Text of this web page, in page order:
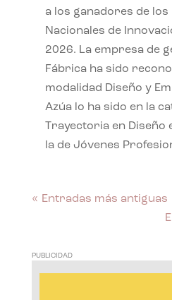
a los ganadores de los
Nacionales de
2026. La empresa de
Fábrica ha sido
modalidad Diseño y
Azúa lo ha sido en la
Trayectoria en Diseño
la de Jóvenes
« Entradas más antiguas
PUBLICIDAD